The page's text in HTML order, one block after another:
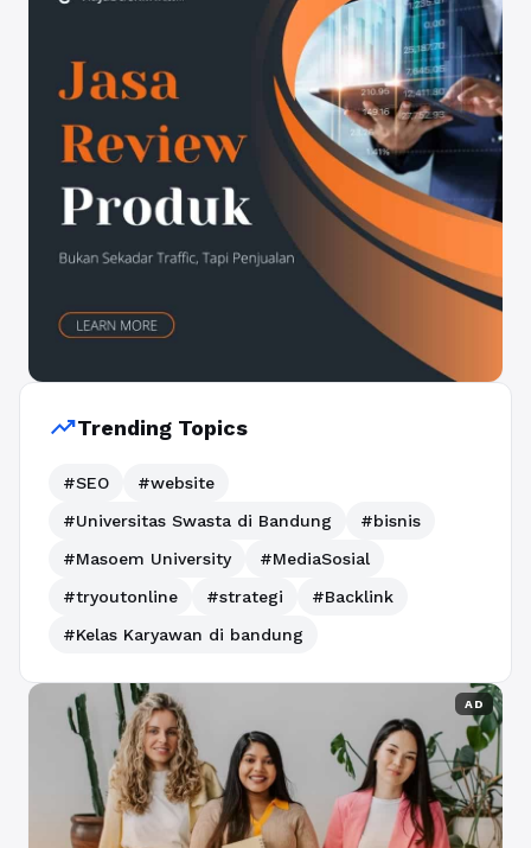
trending_upTrending Topics
#SEO
#website
#Universitas Swasta di Bandung
#bisnis
#Masoem University
#MediaSosial
#tryoutonline
#strategi
#Backlink
#Kelas Karyawan di bandung
AD